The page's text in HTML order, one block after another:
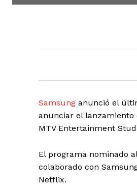
Samsung anunció el
anunciar el lanzamiento
MTV Entertainment
El programa nominado
colaborado con
Netflix.